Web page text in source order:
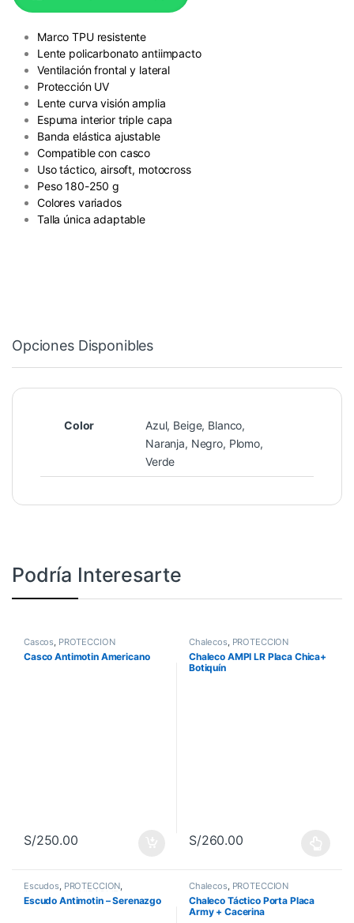
Marco TPU resistente
Lente policarbonato antiimpacto
Ventilación frontal y lateral
Protección UV
Lente curva visión amplia
Espuma interior triple capa
Banda elástica ajustable
Compatible con casco
Uso táctico, airsoft, motocross
Peso 180-250 g
Colores variados
Talla única adaptable
Opciones Disponibles
Color
Azul, Beige, Blanco,
Naranja, Negro, Plomo,
Verde
Podría Interesarte
Cascos, PROTECCIÓN
Casco Antimotin Americano
S/250.00
Chalecos, PROTECCIÓN
Chaleco AMPI LR Placa Chica+
Botiquín
S/260.00
Escudos, PROTECCIÓN,
Serenazgo UNIFORMES
Escudo Antimotin – Serenazgo
Chalecos, PROTECCIÓN
Chaleco Táctico Porta Placa
Army + Cacerina